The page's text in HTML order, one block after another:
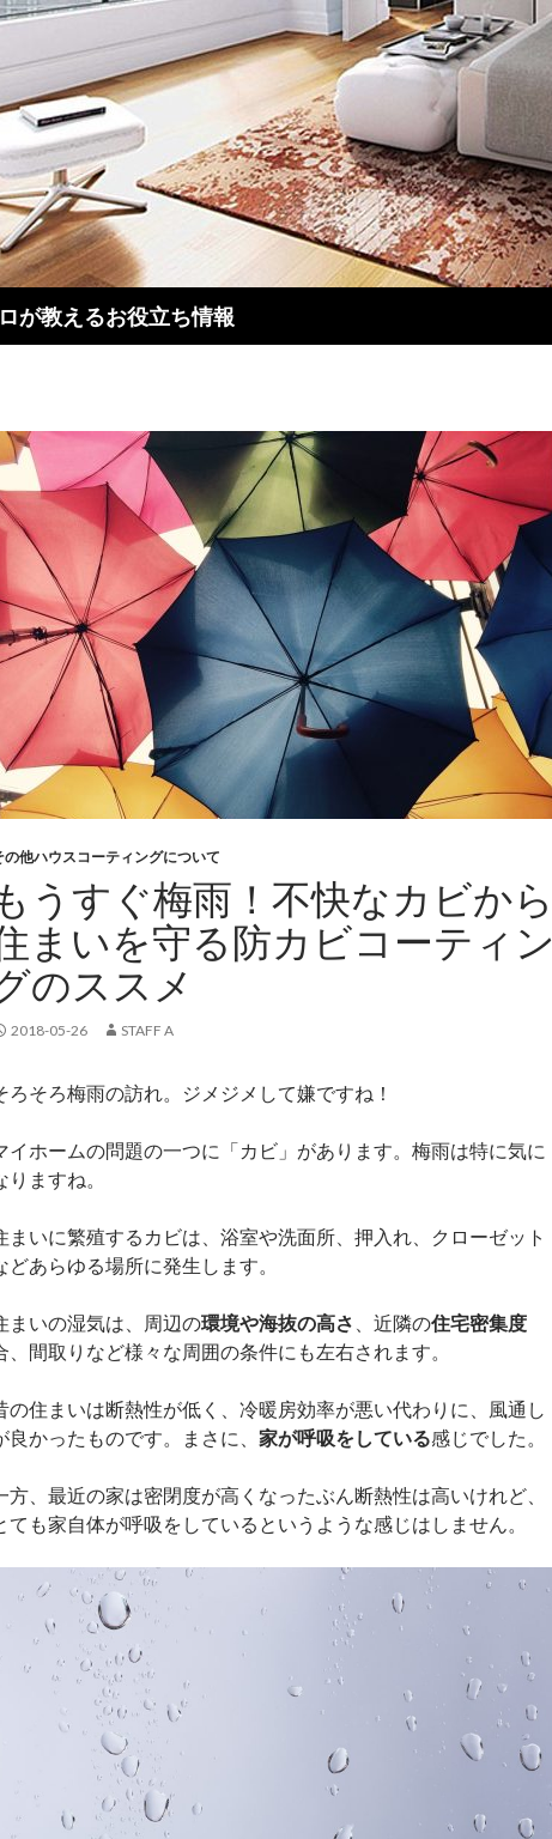
が教えるお役立ち情報
の他ハウスコーティングについて
うすぐ梅雨！不快なカビから
まいを守る防カビコーティン
のススメ
2018-05-26 STAFF A
ろそろ梅雨の訪れ。ジメジメして嫌ですね！
イホームの問題の一つに「カビ」があります。梅雨は特に気に
りますね。
まいに繁殖するカビは、浴室や洗面所、押入れ、クローゼット
どあらゆる場所に発生します。
まいの湿気は、周辺の環境や海抜の高さ 、近隣の住宅密集度
、間取りなど様々な周囲の条件にも左右されます。
の住まいは断熱性が低く、冷暖房効率が悪い代わりに、風通し
良かったものです。まさに、 家が呼吸をしている感じでした。
方、最近の家は密閉度が高くなったぶん断熱性は高いけれど、
ても家自体が呼吸をしているというような感じはしません。